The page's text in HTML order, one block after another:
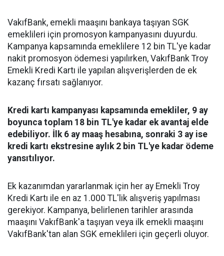
VakıfBank, emekli maaşını bankaya taşıyan SGK
emeklileri için promosyon kampanyasını duyurdu.
Kampanya kapsamında emeklilere 12 bin TL'ye kadar
nakit promosyon ödemesi yapılırken, VakıfBank Troy
Emekli Kredi Kartı ile yapılan alışverişlerden de ek
kazanç fırsatı sağlanıyor.
Kredi kartı kampanyası kapsamında emekliler, 9 ay
boyunca toplam 18 bin TL'ye kadar ek avantaj elde
edebiliyor. İlk 6 ay maaş hesabına, sonraki 3 ay ise
kredi kartı ekstresine aylık 2 bin TL'ye kadar ödeme
yansıtılıyor.
Ek kazanımdan yararlanmak için her ay Emekli Troy
Kredi Kartı ile en az 1.000 TL'lik alışveriş yapılması
gerekiyor. Kampanya, belirlenen tarihler arasında
maaşını VakıfBank'a taşıyan veya ilk emekli maaşını
VakıfBank'tan alan SGK emeklileri için geçerli oluyor.